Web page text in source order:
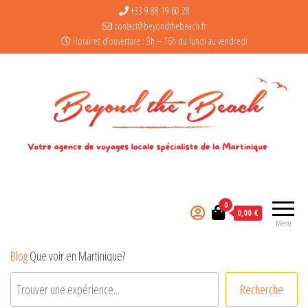
+33 9 88 19 60 28
contact@beyondthebeach.fr
Horaires d’ouverture : 9h – 16h du lundi au vendredi
Menu
0
0,00 €
BlogQue voir en Martinique?
Recherche